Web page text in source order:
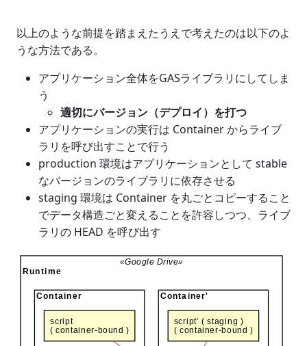
以上のような前提を踏まえたうえで考えたのは以下のよ
うな方法である。
アプリケーション全体をGASライブラリにしてしま
う
適切にバージョン（デプロイ）を打つ
アプリケーションの実行は Container からライブ
ラリを呼び出すことで行う
production 環境はアプリケーションとして stable
なバージョンのライブラリに依存させる
staging 環境は Container を丸ごとコピーすること
でデータ構造ごと変えることを許容しつつ、ライブ
ラリの HEAD を呼び出す